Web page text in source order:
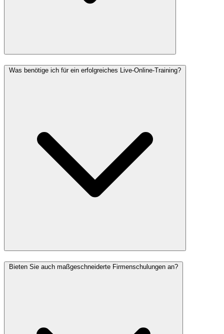
Was benötige ich für ein erfolgreiches Live-Online-Training?
Bieten Sie auch maßgeschneiderte Firmenschulungen an?